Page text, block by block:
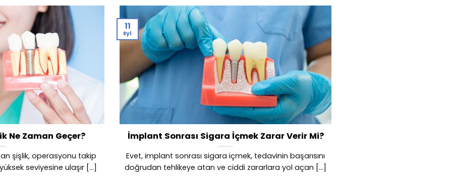
Ne Zaman Geçer?
şişlik, operasyonu takip
seviyesine ulaşır [...]
İmplant Sonrası Sigara İçmek Zarar Verir Mi?
Evet, implant sonrası sigara içmek, tedavinin başarısını
doğrudan tehlikeye atan ve ciddi zararlara yol açan [...]
11
Eyl